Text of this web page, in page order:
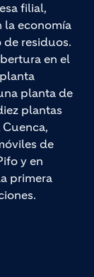
filial,
la economía
residuos.
en el
planta de
plantas
de
y en
primera